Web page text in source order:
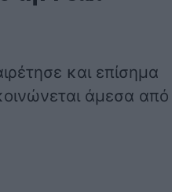
και επίσημα
άμεσα από